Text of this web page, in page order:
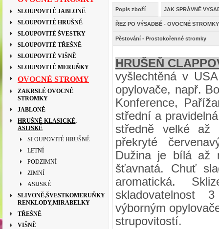
SLOUPOVITÉ JABLONĚ
SLOUPOVITÉ HRUŠNĚ
SLOUPOVITÉ ŠVESTKY
SLOUPOVITÉ TŘEŠNĚ
SLOUPOVITÉ VIŠNĚ
SLOUPOVITÉ MERUŇKY
OVOCNÉ STROMY
ZAKRSLÉ OVOCNÉ
STROMKY
JABLONĚ
HRUŠNĚ KLASICKÉ,
ASIJSKÉ
SLOUPOVITÉ HRUŠNĚ
LETNÍ
PODZIMNÍ
ZIMNÍ
ASIJSKÉ
SLIVONĚ,ŠVESTKOMERUŇKY
RENKLODY,MIRABELKY
TŘEŠNĚ
VIŠNĚ
Popis zboží JAK SPRÁVNĚ
ŘEZ PO VÝSADBĚ - OVOCNÉ STROMKY
Pěstování - Prostokořenné stromky
HRUŠEŇ
vyšlechtěná v
opylovače, např.
Konference,
střední a
středně velké až
překryté
Dužina je bílá až
šťavnatá. Chuť
aromatická.
skladovatelnost
výborným
strupovitostí.